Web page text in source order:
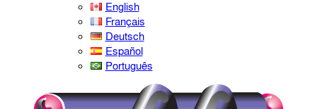
English
Français
Deutsch
Español
Português